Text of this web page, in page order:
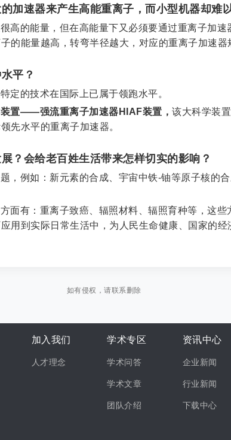
加速器来产生高能重离子，而小型机器却难
高的能量，但在高能量下又必须要通过重离子加
的能量越高，转弯半径越大，对应的重离子加速器
平？
定的技术在国际上已属于领跑水平。
置——强流重离子加速器HIAF装置， 该大科学装
先水平的重离子加速器。
？会给老百姓生活带来怎样切实的影响？
，例如：新元素的合成、宇宙中铁-铀等原子核的
面有：重离子致癌、辐照材料、辐照育种等，这
用到实际日常生活中，为人民生命健康、国家的经
如有侵权，请联系删除
加入我们
人才理念
学术专区
学术问答
学术文章
团队介绍
资讯中心
企业新闻
行业新闻
下载中心